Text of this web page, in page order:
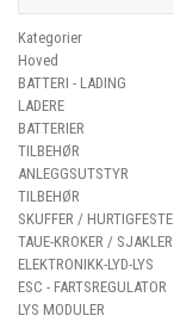
Kategorier
Hoved
BATTERI - LADING
LADERE
BATTERIER
TILBEHØR
ANLEGGSUTSTYR
TILBEHØR
SKUFFER / HURTIGFESTE
TAUE-KROKER / SJAKLER
ELEKTRONIKK-LYD-LYS
ESC - FARTSREGULATOR
LYS MODULER